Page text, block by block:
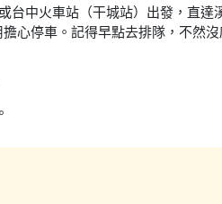
台中火車站（干城站）出發，直達
心停車。記得早點去排隊，不然